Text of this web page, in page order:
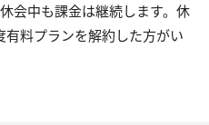
会中も課金は継続します。休
料プランを解約した方がい